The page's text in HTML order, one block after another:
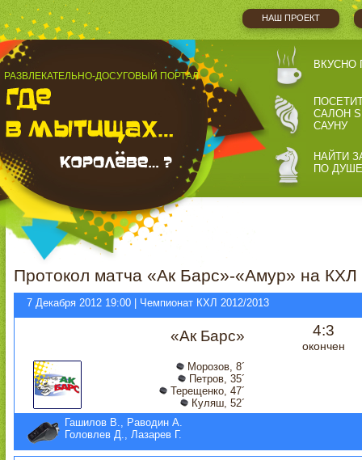
НАШ ПРОЕКТ
РАЗВЛЕКАТЕЛЬНО-ДОСУГОВЫЙ ПОРТАЛ
ВКУСНО
САЛОН
САУНУ
НАЙТИ
ПО ДУШЕ
Протокол матча «Ак Барс»-«Амур» на КХЛ
7 Декабря 2012 19:00 | Чемпионат КХЛ 2012/2013
«Ак Барс» 4:3
окончен
Морозов, 8´
Петров, 35´
Терещенко, 47´
Куляш, 52´
Гашилов В., Раводин А.
Головлев Д., Лазарев Г.